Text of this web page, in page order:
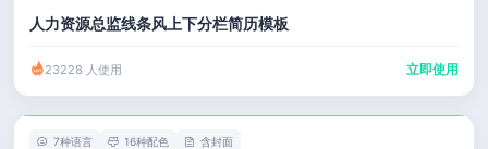
人力资源总监线条风上下分栏简历模板
23228 人使用 立即使用
7种语言 16种配色 含封面